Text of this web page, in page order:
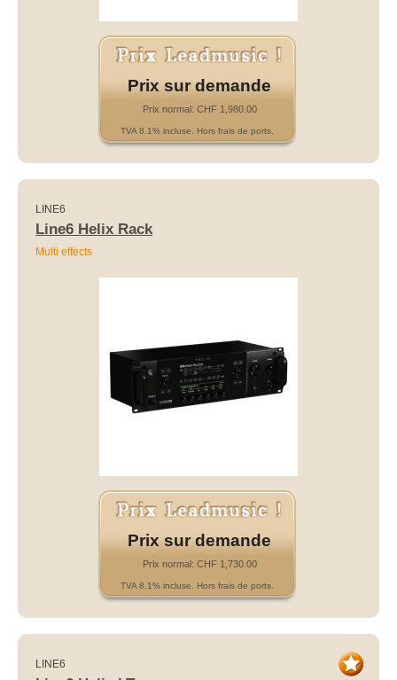
Prix sur demande
Prix normal: CHF 1,980.00
TVA 8.1% incluse. Hors frais de ports.
LINE6
Line6 Helix Rack
Multi effects
Prix sur demande
Prix normal: CHF 1,730.00
TVA 8.1% incluse. Hors frais de ports.
LINE6